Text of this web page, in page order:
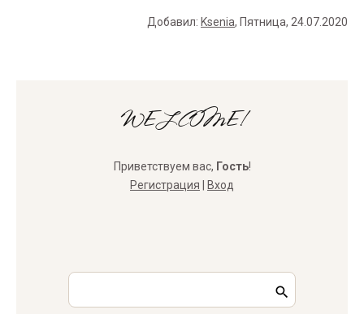
Добавил: Ksenia, Пятница, 24.07.2020
WELCOME!
Приветствуем вас, Гость!
Регистрация
Вход